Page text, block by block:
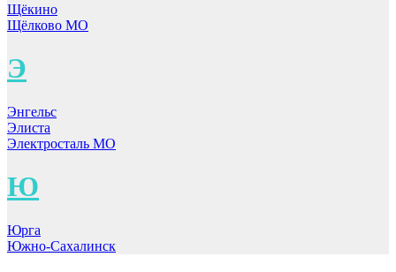
Щёкино
Щёлково МО
Э
Энгельс
Элиста
Электросталь МО
Ю
Юрга
Южно-Сахалинск